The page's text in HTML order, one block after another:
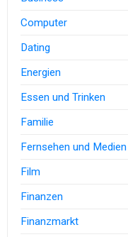
Computer
Dating
Energien
Essen und Trinken
Familie
Fernsehen und Medien
Film
Finanzen
Finanzmarkt